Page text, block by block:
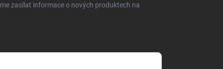
zasílat informace o nových produktech na